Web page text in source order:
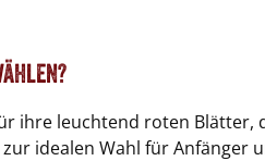
ihre leuchtend roten
idealen Wahl für